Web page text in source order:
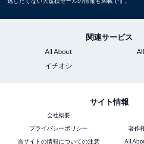
関連サービス
All About
イチオシ
サイト情報
会社概要
プライバシーポリシー
著作
当サイトの情報についての注意
All